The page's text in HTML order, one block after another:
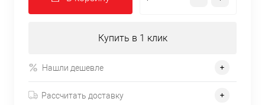
Купить в 1 клик
Нашли дешевле
Рассчитать доставку